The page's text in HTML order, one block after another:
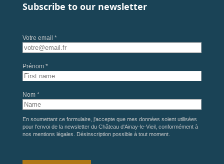
Subscribe to our newsletter
Votre email *
Prénom *
Nom *
En soumettant ce formulaire, j'accepte que mes données soient utilisées
pour l'envoi de la newsletter du Château d'Ainay-le-Vieil, conformément à
nos mentions légales . Désinscription possible à tout moment.